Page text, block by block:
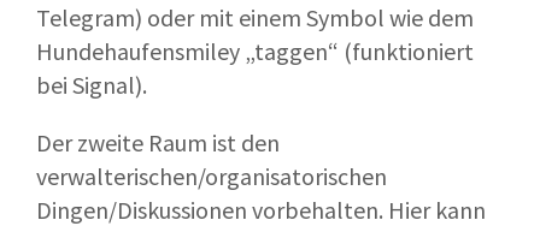
Telegram) oder mit einem Symbol wie dem
Hundehaufensmiley „taggen“ (funktioniert
bei Signal).
Der zweite Raum ist den
verwalterischen/organisatorischen
Dingen/Diskussionen vorbehalten. Hier kann